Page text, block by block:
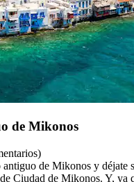
de Mikonos
antiguo de Mikonos y déjate
Ciudad de Mikonos. Y, ya